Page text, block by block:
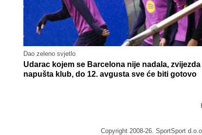
Dao zeleno svjetlo
Udarac kojem se Barcelona nije nadala, zvijezda
napušta klub, do 12. avgusta sve će biti gotovo
Copyright 2008-26. SportSport